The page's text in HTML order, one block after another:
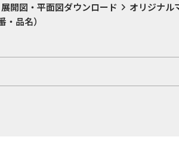
展開図・平面図ダウンロード
オリジナル
品名）